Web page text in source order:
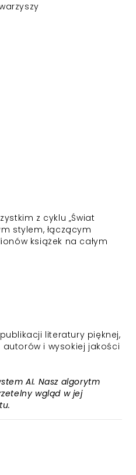
z cyklu „Świat
stylem, łączącym
książek na całym
literatury pięknej,
i wysokiej jakości
AI. Nasz algorytm
wgląd w jej